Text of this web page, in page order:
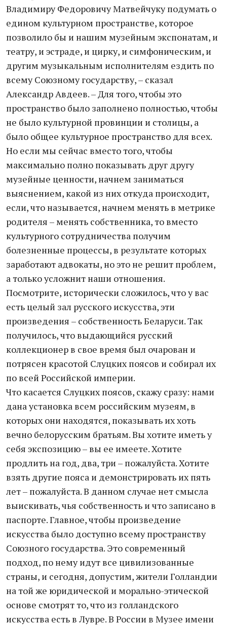
Владимиру Федоровичу Матвейчуку подумать о
едином культурном пространстве, которое
позволило бы и нашим музейным экспонатам, и
театру, и эстраде, и цирку, и симфоническим, и
другим музыкальным исполнителям ездить по
всему Союзному государству, – сказал
Александр Авдеев. – Для того, чтобы это
пространство было заполнено полностью, чтобы
не было культурной провинции и столицы, а
было общее культурное пространство для всех.
Но если мы сейчас вместо того, чтобы
максимально полно показывать друг другу
музейные ценности, начнем заниматься
выяснением, какой из них откуда происходит,
если, что называется, начнем менять в метрике
родителя – менять собственника, то вместо
культурного сотрудничества получим
болезненные процессы, в результате которых
заработают адвокаты, но это не решит проблем,
а только усложнит наши отношения.
Посмотрите, исторически сложилось, что у вас
есть целый зал русского искусства, эти
произведения – собственность Беларуси. Так
получилось, что выдающийся русский
коллекционер в свое время был очарован и
потрясен красотой Слуцких поясов и собирал их
по всей Российской империи.
Что касается Слуцких поясов, скажу сразу: нами
дана установка всем российским музеям, в
которых они находятся, показывать их хоть
вечно белорусским братьям. Вы хотите иметь у
себя экспозицию – вы ее имеете. Хотите
продлить на год, два, три – пожалуйста. Хотите
взять другие пояса и демонстрировать их пять
лет – пожалуйста. В данном случае нет смысла
выискивать, чья собственность и что записано в
паспорте. Главное, чтобы произведение
искусства было доступно всему пространству
Союзного государства. Это современный
подход, по нему идут все цивилизованные
страны, и сегодня, допустим, жители Голландии
на той же юридической и морально-этической
основе смотрят то, что из голландского
искусства есть в Лувре. В России в Музее имени